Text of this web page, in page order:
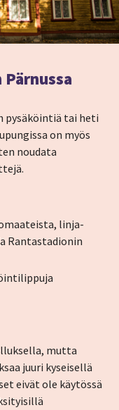
pysäköintiä tai heti
on myös
noudata
linja-
Rantastadionin
mutta
juuri kyseisellä
eivät ole käytössä